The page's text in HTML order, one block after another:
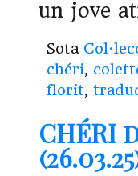
un jove
Sota
chéri,
florit,